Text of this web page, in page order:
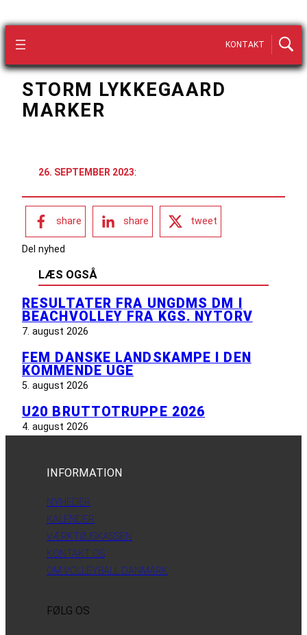
KONTAKT
STORM LYKKEGAARD
MARKER
26. SEPTEMBER 2023:
share share tweet
Del nyhed
LÆS OGSÅ
RESULTATER FRA UNGDMS DM I
BEACHVOLLEY FRA KGS. NYTORV
7. august 2026
FEM DANSKE LANDSKAMPE I DEN
KOMMENDE UGE
5. august 2026
U20 BRUTTOTRUPPE 2026
4. august 2026
INFORMATION
NYHEDER
KALENDER
VÆRKTØJSKASSEN
KONTAKT OS
OM VOLLEYBALL DANMARK
FØLG OS